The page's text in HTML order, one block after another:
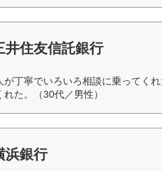
井住友信託銀行
が丁寧でいろいろ相談に乗ってく
れた。（30代／男性）
浜銀行